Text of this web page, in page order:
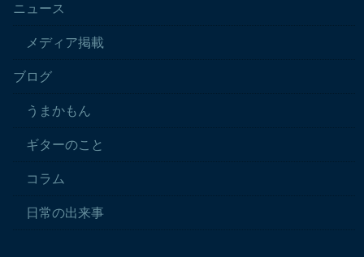
ニュース
メディア掲載
ブログ
うまかもん
ギターのこと
コラム
日常の出来事